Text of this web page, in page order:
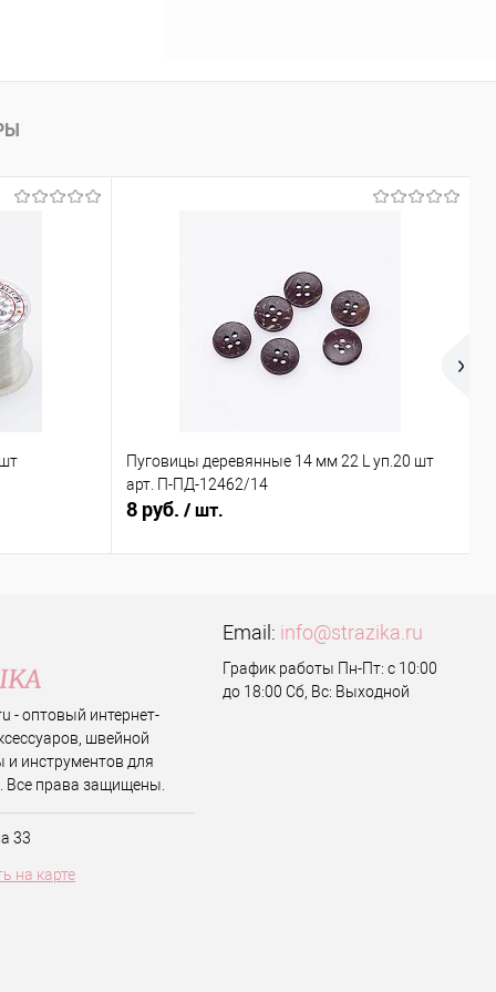
Пуговицы деревянные 14 мм 22 L уп.20 шт
арт. П-ПД-12462/14
8 руб. / шт.
- оптовый интернет-
швейной
и инструментов для
Все права защищены.
33
на карте
Email: info@strazika.ru
График работы Пн-Пт: с 10:00
до 18:00 Сб, Вс: Выходной